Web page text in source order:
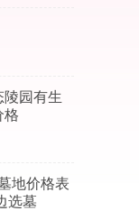
园有生
格
地价格表
选墓